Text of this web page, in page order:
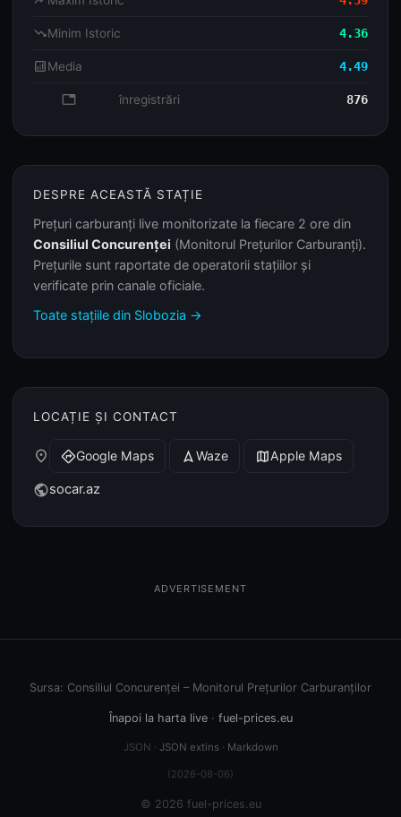
trending_downMinim Istoric 4.36
analyticsMedia 4.49
database înregistrări 876
DESPRE ACEASTĂ STAȚIE
Prețuri carburanți live monitorizate la fiecare 2 ore din
Consiliul Concurenței (Monitorul Prețurilor Carburanți).
Prețurile sunt raportate de operatorii stațiilor și
verificate prin canale oficiale.
Toate stațiile din Slobozia →
LOCAȚIE ȘI CONTACT
place directionsGoogle Maps navigation Waze mapApple Maps
publicsocar.az
ADVERTISEMENT
Sursa: Consiliul Concurenței – Monitorul Prețurilor Carburanților
Înapoi la harta live· fuel-prices.eu
JSON · JSON extins· Markdown
(2026-08-06)
© 2026 fuel-prices.eu